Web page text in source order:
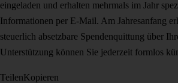
eingeladen und erhalten mehrmals im Jahr
Informationen per E-Mail. Am Jahresanfang
steuerlich absetzbare Spendenquittung über
Unterstützung können Sie jederzeit formlos
TeilenKopieren